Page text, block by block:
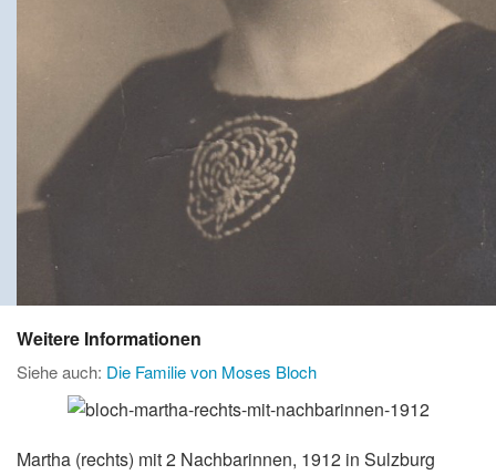
Weitere Informationen
Siehe auch: Die Familie von Moses Bloch
Martha (rechts) mit 2 Nachbarinnen, 1912 in Sulzburg